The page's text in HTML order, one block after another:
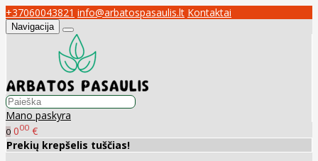
+37060043821 info@arbatospasaulis.lt Kontaktai
Navigacija
Mano paskyra
0 000 €
Prekių krepšelis tuščias!